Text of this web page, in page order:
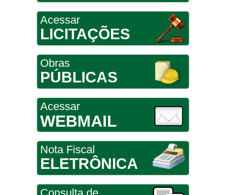
Acessar
LICITAÇÕES
Obras
PÚBLICAS
Acessar
WEBMAIL
Nota Fiscal
ELETRÔNICA